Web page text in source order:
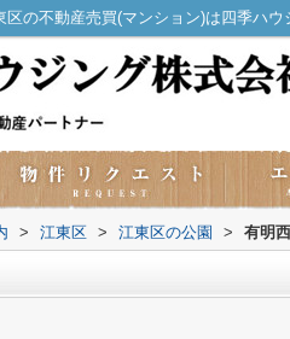
の不動産売買(マンション)は四季ハウ
> 江東区 > 江東区の公園 > 有明